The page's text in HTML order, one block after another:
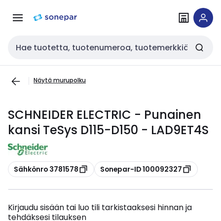
navigointiinsisältöön
Haku
Näytä murupolku
SCHNEIDER ELECTRIC - Punainen
kansi TeSys D115-D150 - LAD9ET4S
Kopioi
Sähkönro 3781578 Kopioi
Sonepar-ID 100092327
Kirjaudu sisään tai luo tili tarkistaaksesi hinnan ja
tehdäksesi tilauksen